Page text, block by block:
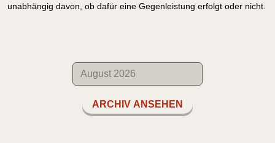
unabhängig davon, ob dafür eine Gegenleistung erfolgt oder nicht.
ARCHIV ANSEHEN